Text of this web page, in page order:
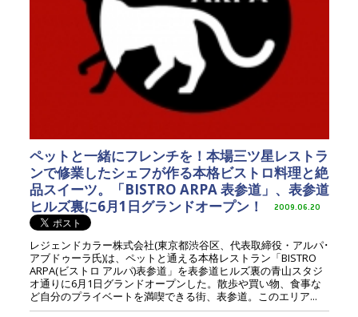
ペットと一緒にフレンチを！本場三ツ星レストラ
ンで修業したシェフが作る本格ビストロ料理と絶
品スイーツ。「BISTRO ARPA 表参道」、表参道
ヒルズ裏に6月1日グランドオープン！
2009.06.20
レジェンドカラー株式会社(東京都渋谷区、代表取締役・アルパ･
アブドゥーラ氏)は、ペットと通える本格レストラン「BISTRO
ARPA(ビストロ アルパ)表参道」を表参道ヒルズ裏の青山スタジ
オ通りに6月1日グランドオープンした。散歩や買い物、食事な
ど自分のプライベートを満喫できる街、表参道。このエリア...